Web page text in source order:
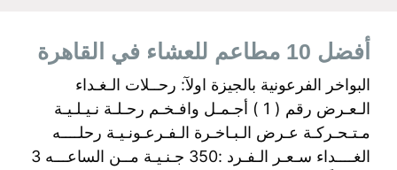
أفضل 10 مطاعم للعشاء في القاهرة
البواخر الفرعونية بالجيزة اولآ: رحــلات الـغـداء
الـعـرض رقم ( 1 ) أجـمـل وافـخـم رحـلـة نـيـلـيـة
مـتـحـركـة عـرض الـبـاخـرة الـفـرعـونـيـة رحلــــه
الغــــداء سـعـر الـفـرد :350 جـنـيـة مــن الساعـــه 3